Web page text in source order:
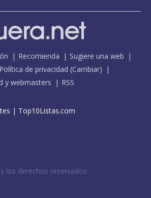
Recomienda
Sugiere una web
Política de privacidad (Cambiar)
y webmasters RSS
| Top10Listas.com
los derechos reservados